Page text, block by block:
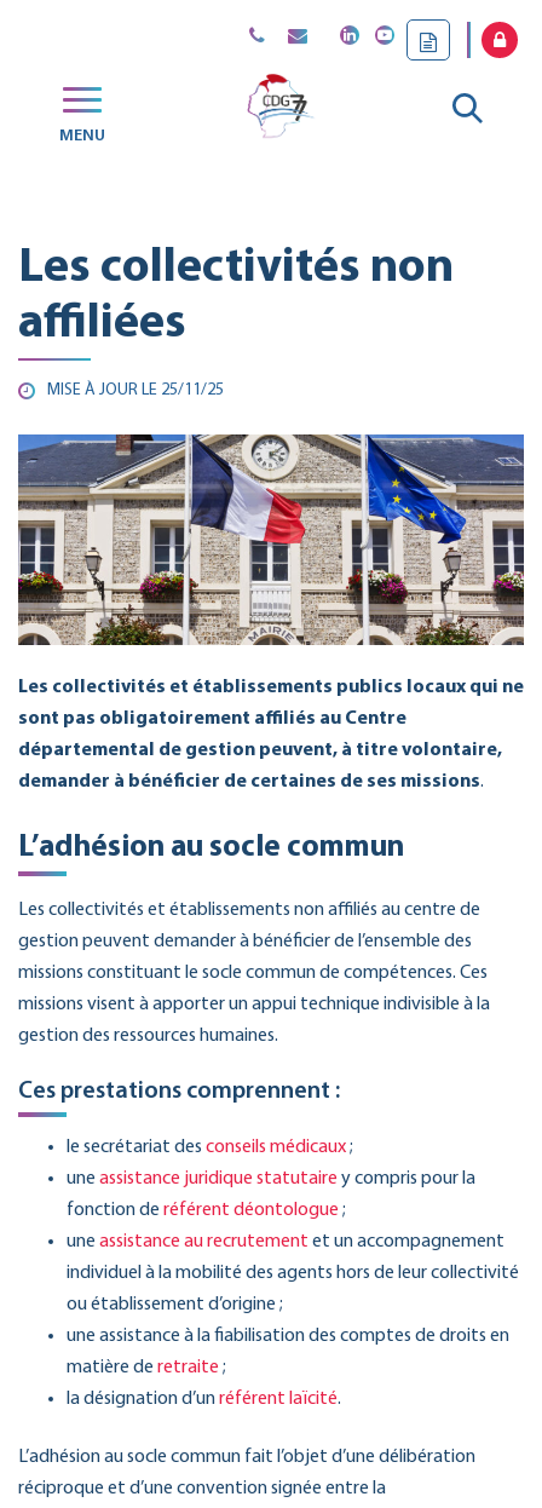
MENU
Aller
Les collectivités non
affiliées
MISE À JOUR LE 25/11/25
Les collectivités et établissements publics locaux qui ne
sont pas obligatoirement affiliés au Centre
départemental de gestion peuvent, à titre volontaire,
demander à bénéficier de certaines de ses missions.
L’adhésion au socle commun
Les collectivités et établissements non affiliés au centre de
gestion peuvent demander à bénéficier de l’ensemble des
missions constituant le socle commun de compétences. Ces
missions visent à apporter un appui technique indivisible à la
gestion des ressources humaines.
Ces prestations comprennent :
le secrétariat des conseils médicaux;
une assistance juridique statutaire y compris pour la
fonction de référent déontologue ;
une assistance au recrutement et un accompagnement
individuel à la mobilité des agents hors de leur collectivité
ou établissement d’origine ;
une assistance à la fiabilisation des comptes de droits en
matière de retraite ;
la désignation d’unréférent laïcité.
L’adhésion au socle commun fait l’objet d’une délibération
réciproque et d’une convention signée entre la